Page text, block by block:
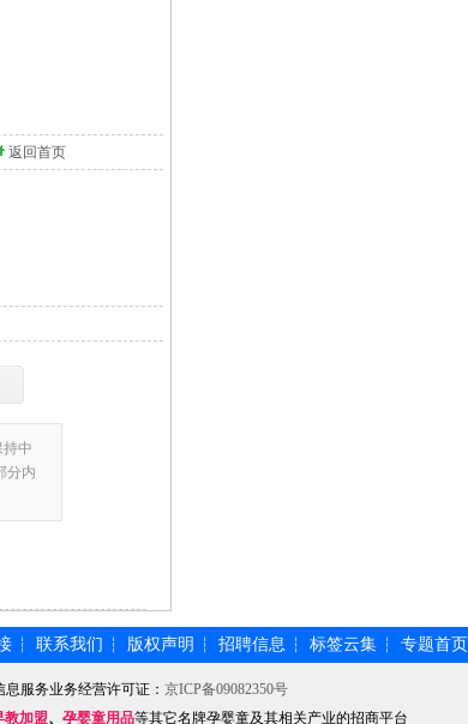
返回首页
中
分内
┆ 联系我们 ┆ 版权声明 ┆ 招聘信息 ┆ 标签云集 ┆ 专题首页
息服务业务经营许可证： 京ICP备09082350号
教加盟、 孕婴童用品等其它名牌孕婴童及其相关产业的招商平台